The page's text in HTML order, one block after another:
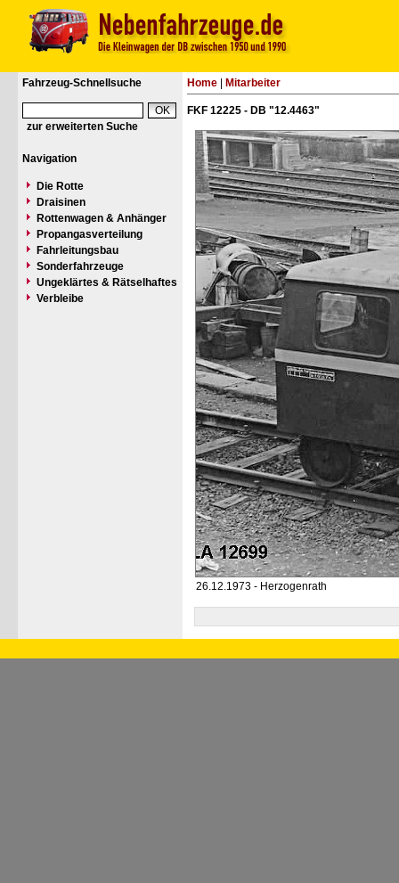
Fahrzeug-Schnellsuche
zur erweiterten Suche
Navigation
Die Rotte
Draisinen
Rottenwagen & Anhänger
Propangasverteilung
Fahrleitungsbau
Sonderfahrzeuge
Ungeklärtes & Rätselhaftes
Verbleibe
Home Mitarbeiter
FKF 12225 - DB "12.4463"
26.12.1973 - Herzogenrath